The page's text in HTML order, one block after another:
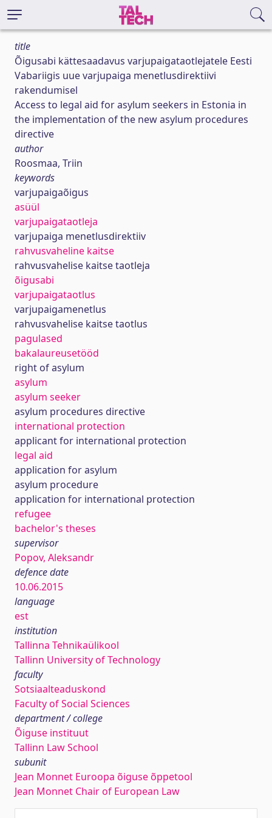
title
Õigusabi kättesaadavus varjupaigataotlejatele Eesti
Vabariigis uue varjupaiga menetlusdirektiivi
rakendumisel
Access to legal aid for asylum seekers in Estonia in
the implementation of the new asylum procedures
directive
author
Roosmaa, Triin
keywords
varjupaigaõigus
asüül
varjupaigataotleja
varjupaiga menetlusdirektiiv
rahvusvaheline kaitse
rahvusvahelise kaitse taotleja
õigusabi
varjupaigataotlus
varjupaigamenetlus
rahvusvahelise kaitse taotlus
pagulased
bakalaureusetööd
right of asylum
asylum
asylum seeker
asylum procedures directive
international protection
applicant for international protection
legal aid
application for asylum
asylum procedure
application for international protection
refugee
bachelor's theses
supervisor
Popov, Aleksandr
defence date
10.06.2015
language
est
institution
Tallinna Tehnikaülikool
Tallinn University of Technology
faculty
Sotsiaalteaduskond
Faculty of Social Sciences
department / college
Õiguse instituut
Tallinn Law School
subunit
Jean Monnet Euroopa õiguse õppetool
Jean Monnet Chair of European Law